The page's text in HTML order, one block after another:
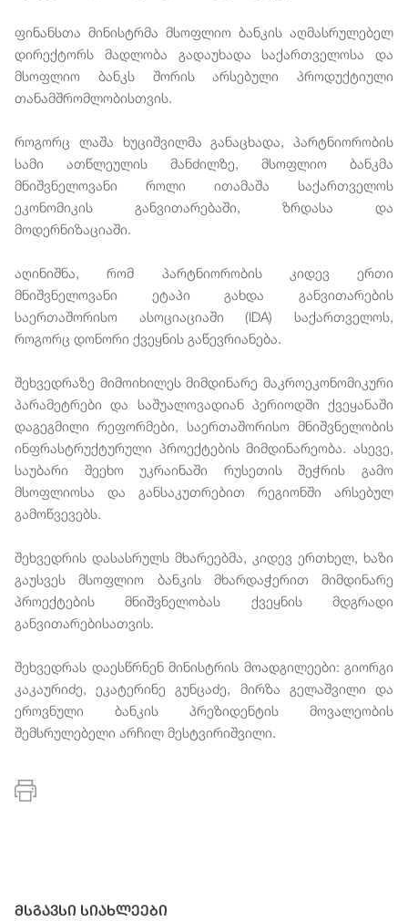
ფინანსთა მინისტრმა მსოფლიო ბანკის აღმასრულებელ
დირექტორს მადლობა გადაუხადა საქართველოსა და
მსოფლიო ბანკს შორის არსებული პროდუქტიული
თანამშრომლობისთვის.
როგორც ლაშა ხუციშვილმა განაცხადა, პარტნიორობის
სამი ათწლეულის მანძილზე, მსოფლიო ბანკმა
მნიშვნელოვანი როლი ითამაშა საქართველოს
ეკონომიკის განვითარებაში, ზრდასა და
მოდერნიზაციაში.
აღინიშნა, რომ პარტნიორობის კიდევ ერთი
მნიშვნელოვანი ეტაპი გახდა განვითარების
საერთაშორისო ასოციაციაში (IDA) საქართველოს,
როგორც დონორი ქვეყნის გაწევრიანება.
შეხვედრაზე მიმოიხილეს მიმდინარე მაკროეკონომიკური
პარამეტრები და საშუალოვადიან პერიოდში ქვეყანაში
დაგეგმილი რეფორმები, საერთაშორისო მნიშვნელობის
ინფრასტრუქტურული პროექტების მიმდინარეობა. ასევე,
საუბარი შეეხო უკრაინაში რუსეთის შეჭრის გამო
მსოფლიოსა და განსაკუთრებით რეგიონში არსებულ
გამოწვევებს.
შეხვედრის დასასრულს მხარეებმა, კიდევ ერთხელ, ხაზი
გაუსვეს მსოფლიო ბანკის მხარდაჭერით მიმდინარე
პროექტების მნიშვნელობას ქვეყნის მდგრადი
განვითარებისათვის.
შეხვედრას დაესწრნენ მინისტრის მოადგილეები: გიორგი
კაკაურიძე, ეკატერინე გუნცაძე, მირზა გელაშვილი და
ეროვნული ბანკის პრეზიდენტის მოვალეობის
შემსრულებელი არჩილ მესტვირიშვილი.
მსგავსი სიახლეები